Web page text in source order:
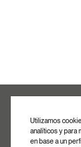
Ronda de la
Utilizamos
analíticos y para
en base a un